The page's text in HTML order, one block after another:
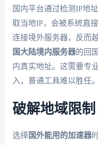
国内平台通过检测IP地
取当地IP，会被系统直
连接境外服务器，反而
国大陆境内服务器的回
内真实地址。这需要专
入，普通工具难以胜任。
破解地域限
选择国外能用的加速器